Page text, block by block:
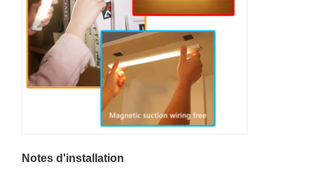
Notes d'installation